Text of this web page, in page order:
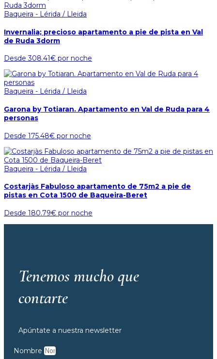
Baqueira - Lérida / Lleida
Invernalia; precioso apartamento a pie de pista en Val
de Ruda 3dorm
Desde308.41€ por noche
Baqueira - Lérida / Lleida
Garona by Totiaran. Apartamento en Val de Ruda para 4
personas
Desde 175.48€ por noche
Baqueira - Lérida / Lleida
Costarjàs Fabuloso apartamento de 75m2 a pie de
pistas en Cota 1500 de Baqueira-Beret
Desde 180.79€ por noche
Tenemos mucho que
contarte
Apúntate a nuestra newsletter
Nombre